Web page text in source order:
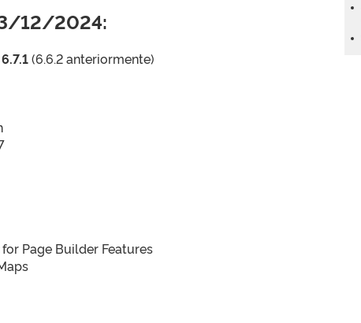
12/2024:
6.7.1(6.6.2 anteriormente)
Page Builder Features